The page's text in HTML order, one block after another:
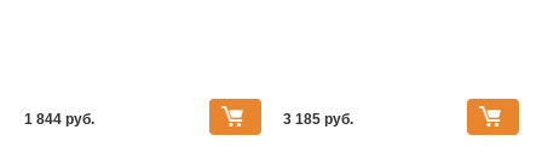
1 844 pуб. 3 185 pуб.